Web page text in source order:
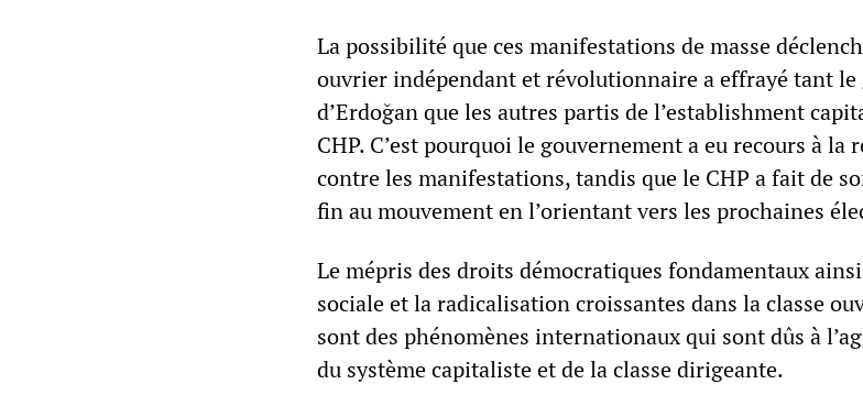
La possibilité que ces manifestations de masse
ouvrier indépendant et révolutionnaire a effrayé tant le
d’Erdoğan que les autres partis de l’establishment
CHP. C’est pourquoi le gouvernement a eu recours à la
contre les manifestations, tandis que le CHP a fait de
fin au mouvement en l’orientant vers les prochaines
Le mépris des droits démocratiques fondamentaux
sociale et la radicalisation croissantes dans la classe
sont des phénomènes internationaux qui sont dûs à
du système capitaliste et de la classe dirigeante.